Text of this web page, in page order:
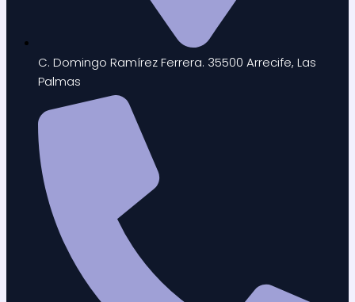
C. Domingo Ramírez Ferrera. 35500 Arrecife, Las
Palmas